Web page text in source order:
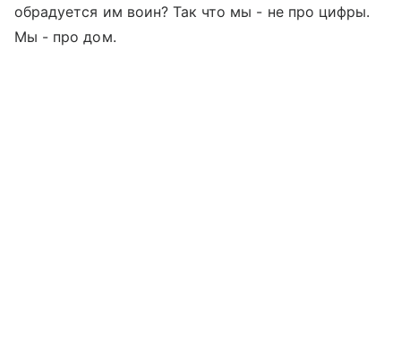
обрадуется им воин? Так что мы - не про цифры.
Мы - про дом.